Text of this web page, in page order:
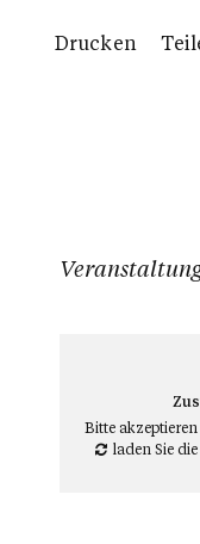
Drucken
Bitte akzeptieren
laden Sie die